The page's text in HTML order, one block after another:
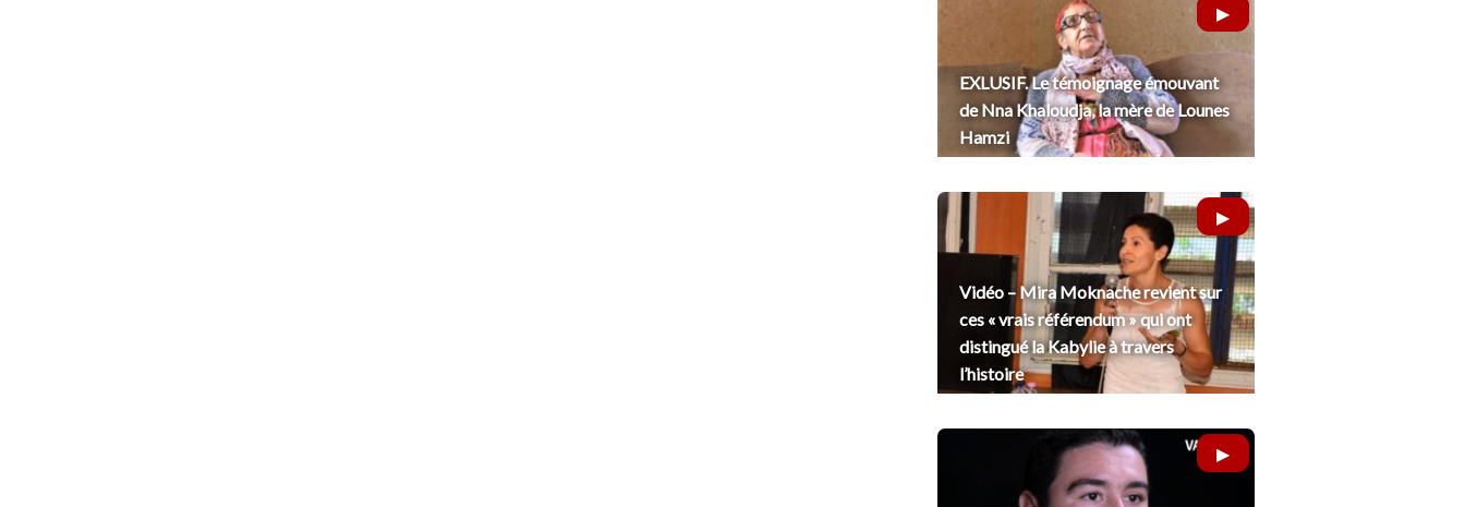
EXLUSIF. Le témoignage émouvant
de Nna Khaloudja, la mère de Lounes
Hamzi
Vidéo – Mira Moknache revient sur
ces « vrais référendum » qui ont
distingué la Kabylie à travers
l’histoire